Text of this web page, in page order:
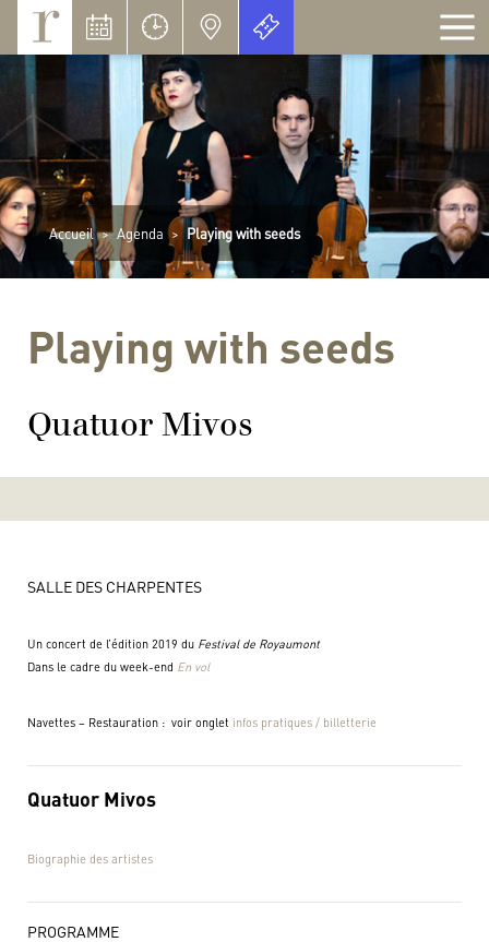
Accueil > Agenda > Playing with seeds
Playing with seeds
Quatuor Mivos
SALLE DES CHARPENTES
Un concert de l’édition 2019 du Festival de Royaumont
Dans le cadre du week-end En vol
Navettes – Restauration : voir onglet infos pratiques / billetterie
Quatuor Mivos
Biographie des artistes
PROGRAMME
Panneau de gestion des cookies